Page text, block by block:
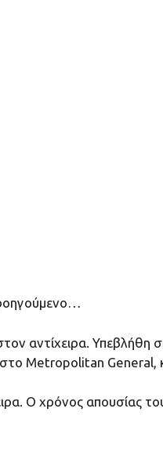
αντίχειρα. Υπεβλήθη
Metropolitan General,
Ο χρόνος απουσίας